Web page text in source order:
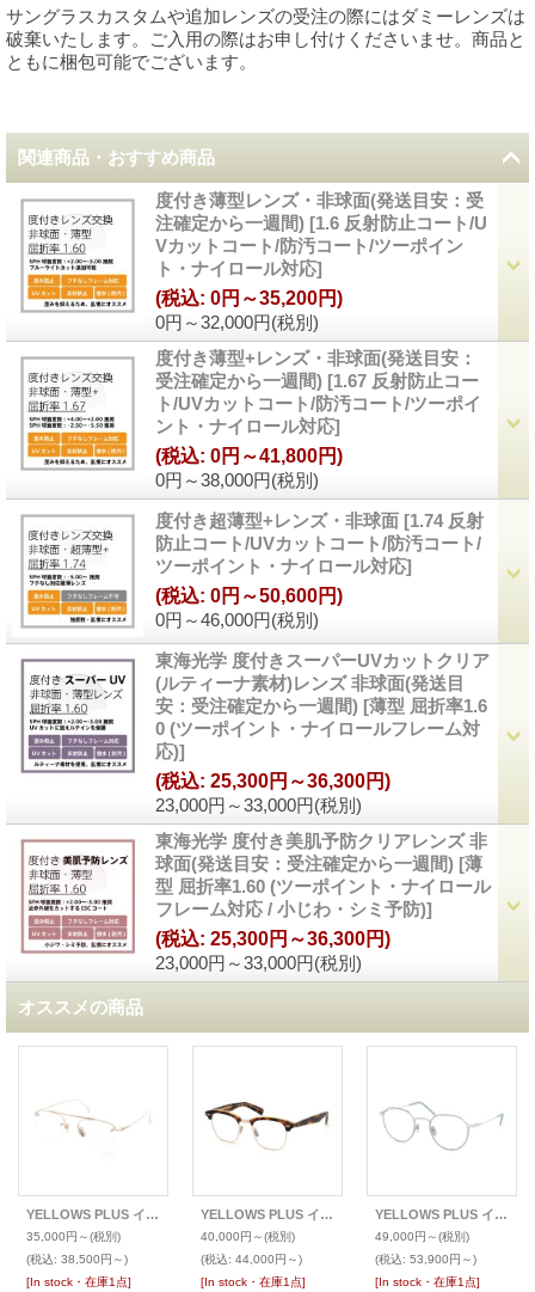
サングラスカスタムや追加レンズの受注の際にはダミーレンズは
破棄いたします。ご入用の際はお申し付けくださいませ。商品と
ともに梱包可能でございます。
関連商品・おすすめ商品
度付き薄型レンズ・非球面(発送目安：受
注確定から一週間) [1.6 反射防止コート/U
Vカットコート/防汚コート/ツーポイン
ト・ナイロール対応]
0円～32,000円(税別)
(税込: 0円～35,200円)
度付き薄型+レンズ・非球面(発送目安：
受注確定から一週間) [1.67 反射防止コー
ト/UVカットコート/防汚コート/ツーポイ
ント・ナイロール対応]
0円～38,000円(税別)
(税込: 0円～41,800円)
度付き超薄型+レンズ・非球面 [1.74 反射
防止コート/UVカットコート/防汚コート/
ツーポイント・ナイロール対応]
0円～46,000円(税別)
(税込: 0円～50,600円)
東海光学 度付きスーパーUVカットクリア
(ルティーナ素材)レンズ 非球面(発送目
安：受注確定から一週間) [薄型 屈折率1.6
0 (ツーポイント・ナイロールフレーム対
応)]
23,000円～33,000円(税別)
(税込: 25,300円～36,300円)
東海光学 度付き美肌予防クリアレンズ 非
球面(発送目安：受注確定から一週間) [薄
型 屈折率1.60 (ツーポイント・ナイロール
フレーム対応 / 小じわ・シミ予防)]
23,000円～33,000円(税別)
(税込: 25,300円～36,300円)
オススメの商品
YELLOWS PLUS イエローズプラス メガネ CONAN
35,000円～(税別)
(税込: 38,500円～)
[In stock・在庫1点]
YELLOWS PLUS イエローズプラス メガネ RAYMOND
40,000円～(税別)
(税込: 44,000円～)
[In stock・在庫1点]
YELLOWS PLUS イエローズプラス メガネ JIM
49,000円～(税別)
(税込: 53,900円～)
[In stock・在庫1点]